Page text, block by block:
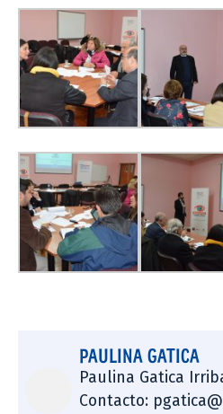
PAULINA GATICA
Paulina Gatica
Contacto: